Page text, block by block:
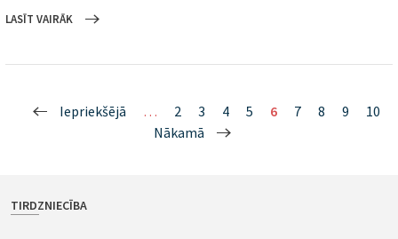
LASĪT VAIRĀK
Lapas Iepriekšējā … 2 3 4 5 6 7 8 9
10
Nākamā
TIRDZNIECĪBA